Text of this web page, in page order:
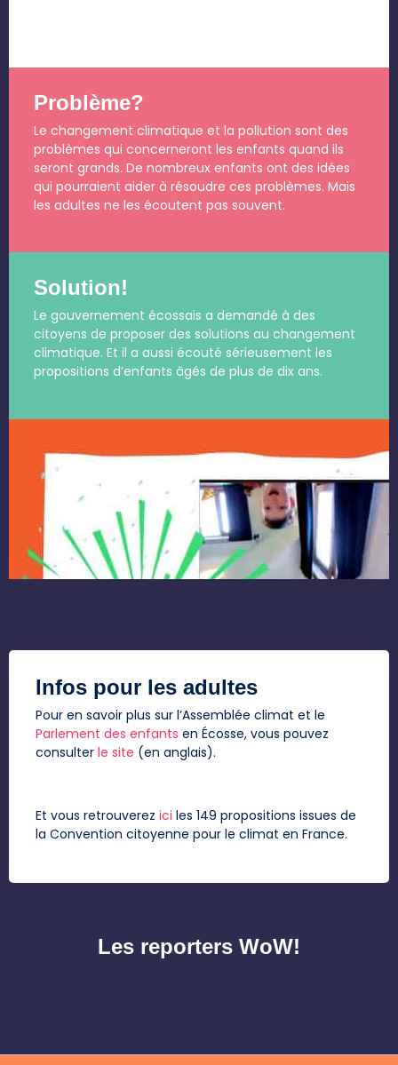
Problème?
Le changement climatique et la pollution sont des
problèmes qui concerneront les enfants quand ils
seront grands. De nombreux enfants ont des idées
qui pourraient aider à résoudre ces problèmes. Mais
les adultes ne les écoutent pas souvent.
Solution!
Le gouvernement écossais a demandé à des
citoyens de proposer des solutions au changement
climatique. Et il a aussi écouté sérieusement les
propositions d’enfants âgés de plus de dix ans.
Infos pour les adultes
Pour en savoir plus sur l’Assemblée climat et le
Parlement des enfants en Écosse, vous pouvez
consulter le site (en anglais).
Et vous retrouverez ici les 149 propositions issues de
la Convention citoyenne pour le climat en France.
Les reporters WoW!